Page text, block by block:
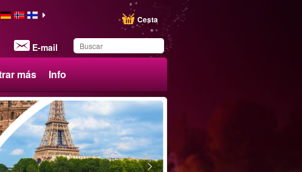
E-mail
Cesta
más Info
Ha guardado este
producto en su lista